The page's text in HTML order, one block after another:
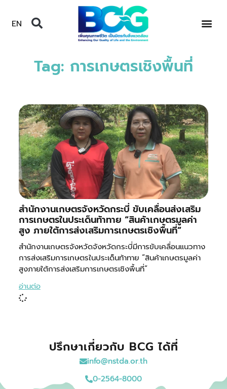
EN
Tag: การเกษตรเชิงพื้นที่
สำนักงานเกษตรจังหวัดกระบี่ ขับเคลื่อนส่งเสริม
การเกษตรในประเด็นท้าทาย “สินค้าเกษตรมูลค่า
สูง ภายใต้การส่งเสริมการเกษตรเชิงพื้นที่”
สำนักงานเกษตรจังหวัดจังหวัดกระบี่มีการขับเคลื่อนแนวทาง
การส่งเสริมการเกษตรในประเด็นท้าทาย “สินค้าเกษตรมูลค่า
สูงภายใต้การส่งเสริมการเกษตรเชิงพื้นที่”
อ่านต่อ
ปรึกษาเกี่ยวกับ BCG ได้ที่
info@nstda.or.th
0-2564-8000